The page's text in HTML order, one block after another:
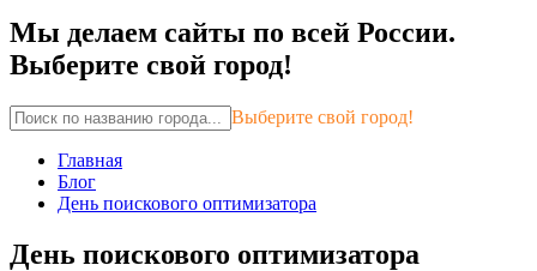
Мы делаем сайты по всей России.
Выберите свой город!
Выберите свой город!
Главная
Блог
День поискового оптимизатора
День поискового оптимизатора